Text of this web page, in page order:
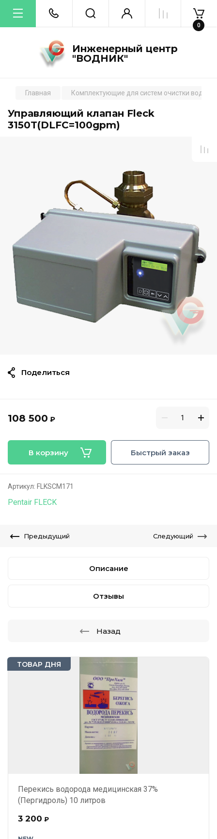
Инженерный центр
"ВОДНИК"
0
ТОВАР ДНЯ
Перекись водорода медицинская 37%
(Пергидроль) 10 литров
3 200 ₽
Главная Комплектующие для систем очистки воды
Управляющий клапан Fleck
3150T(DLFC=100gpm)
108 500 ₽
В корзину Быстрый заказ
Артикул: FLKSCM171
Pentair FLECK
Поделиться
Предыдущий Следующий
Описание
Отзывы
Назад